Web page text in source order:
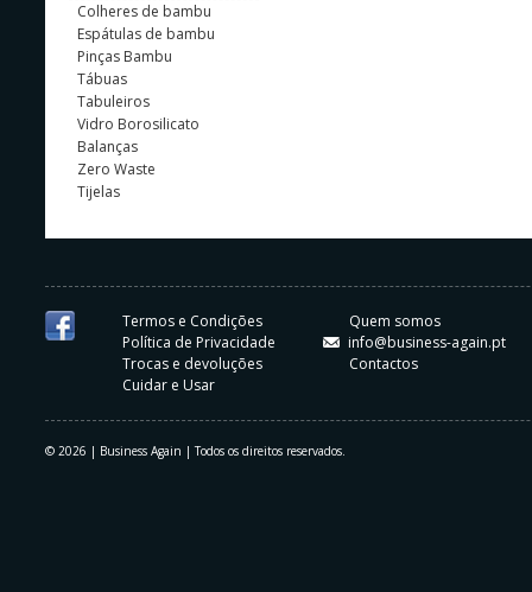
Colheres de bambu
Espátulas de bambu
Pinças Bambu
Tábuas
Tabuleiros
Vidro Borosilicato
Balanças
Zero Waste
Tijelas
Termos e Condições
Política de Privacidade
Trocas e devoluções
Cuidar e Usar
Quem somos
info@business-again.pt
Contactos
© 2026 | Business Again | Todos os direitos reservados.